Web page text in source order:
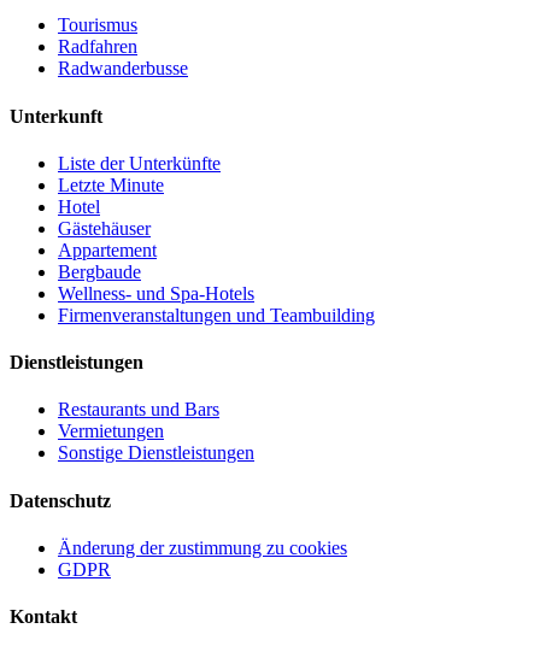
Tourismus
Radfahren
Radwanderbusse
Unterkunft
Liste der Unterkünfte
Letzte Minute
Hotel
Gästehäuser
Appartement
Bergbaude
Wellness- und Spa-Hotels
Firmenveranstaltungen und Teambuilding
Dienstleistungen
Restaurants und Bars
Vermietungen
Sonstige Dienstleistungen
Datenschutz
Änderung der zustimmung zu cookies
GDPR
Kontakt